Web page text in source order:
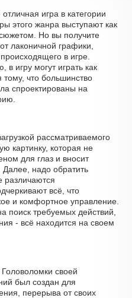
игра в категории
этого жанра выступают как
Но вы получите
лаконичной графики,
в игре.
в игру могут играть как
тому, что большинство
спроектированы на
рассматриваемого
картинку, которая не
для глаз и вносит
надо обратить
различаются
всё, что
и комфортное управление.
поиск требуемых действий,
- всё находится на своем
своей
был создан для
перерыва от своих